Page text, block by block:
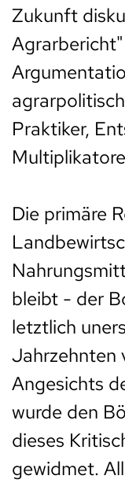
Zukunft
Praktiker,
Die primäre
bleibt - der
letztlich
Jahrzehnten
Angesichts
wurde den
dieses
gewidmet.